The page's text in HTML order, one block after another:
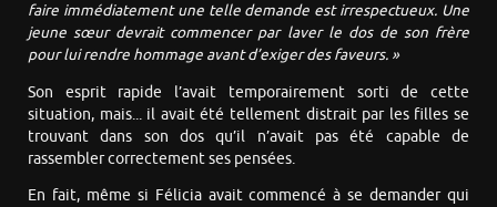
faire immédiatement une telle demande est irrespectueux. Une
jeune sœur devrait commencer par laver le dos de son frère
pour lui rendre hommage avant d’exiger des faveurs. »
Son esprit rapide l’avait temporairement sorti de cette
situation, mais... il avait été tellement distrait par les filles se
trouvant dans son dos qu’il n’avait pas été capable de
rassembler correctement ses pensées.
En fait, même si Félicia avait commencé à se demander qui